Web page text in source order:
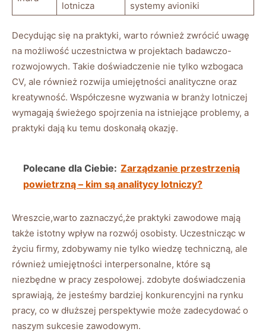
lotnicza systemy avioniki
Decydując się na praktyki, warto również zwrócić uwagę
na możliwość uczestnictwa w projektach badawczo-
rozwojowych. Takie doświadczenie nie tylko wzbogaca
CV, ale również rozwija umiejętności analityczne oraz
kreatywność. Współczesne wyzwania w branży lotniczej
wymagają świeżego spojrzenia na istniejące problemy, a
praktyki dają ku temu doskonałą okazję.
Polecane dla Ciebie: Zarządzanie przestrzenią
powietrzną – kim są analitycy lotniczy?
Wreszcie,warto zaznaczyć,że praktyki zawodowe mają
także istotny wpływ na rozwój osobisty. Uczestnicząc w
życiu firmy, zdobywamy nie tylko wiedzę techniczną, ale
również umiejętności interpersonalne, które są
niezbędne w pracy zespołowej. zdobyte doświadczenia
sprawiają, że jesteśmy bardziej konkurencyjni na rynku
pracy, co w dłuższej perspektywie może zadecydować o
naszym sukcesie zawodowym.